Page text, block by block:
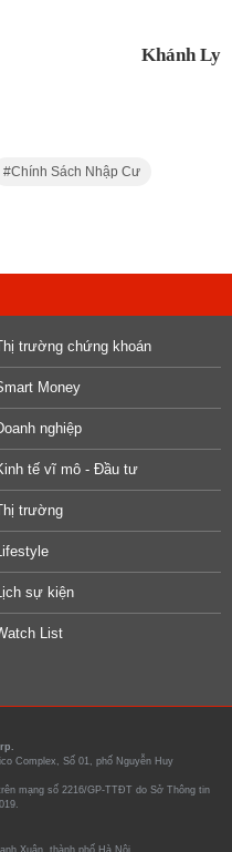
Khánh Ly
Chính Sách Nhập Cư
trường chứng khoán
Money
nghiệp
tế vĩ mô - Đầu tư
trường
sự kiện
List
Complex, Số 01, phố Nguyễn Huy
mạng số 2216/GP-TTĐT do Sở Thông tin
Xuân, thành phố Hà Nội